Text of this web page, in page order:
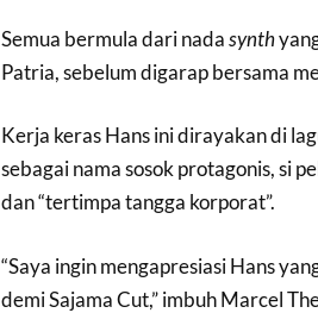
Semua bermula dari nadasynth
Patria, sebelum digarap bersama
Kerja keras Hans ini dirayakan di
sebagai nama sosok protagonis, si
dan “tertimpa tangga korporat”.
“Saya ingin mengapresiasi Hans
demi Sajama Cut,” imbuh Marcel